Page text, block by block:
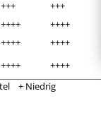
+++ +++
++++ ++++
++++ ++++
++++ ++++
+ Niedrig